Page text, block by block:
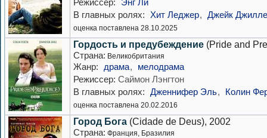
Режиссер:
Энг Ли
В главных ролях: Хит Леджер, Джейк
оценка поставлена 28.10.2025
Гордость и предубеждение (Pride and
Страна: Великобритания
Жанр: драма,
мелодрама
Режиссер: Саймон Лэнгтон
В главных ролях: Дженнифер Эль, Колин
оценка поставлена 20.02.2016
Город Бога (Cidade de Deus), 2002
Страна: Франция, Бразилия